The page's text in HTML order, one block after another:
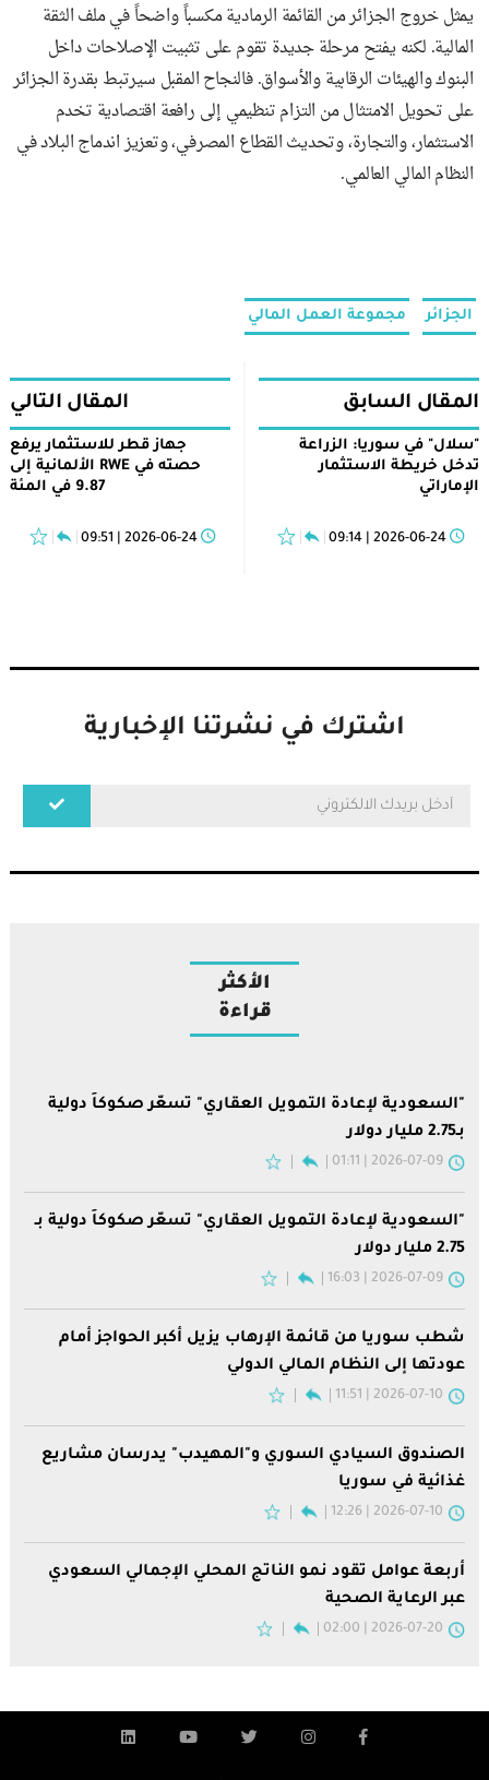
يمثل خروج الجزائر من القائمة الرمادية مكسباً واضحاً في ملف الثقة
المالية. لكنه يفتح مرحلة جديدة تقوم على تثبيت الإصلاحات داخل
البنوك والهيئات الرقابية والأسواق. فالنجاح المقبل سيرتبط بقدرة الجزائر
على تحويل الامتثال من التزام تنظيمي إلى رافعة اقتصادية تخدم
الاستثمار، والتجارة، وتحديث القطاع المصرفي، وتعزيز اندماج البلاد في
النظام المالي العالمي.
الجزائر مجموعة العمل المالي
المقال السابق
"سلال" في سوريا: الزراعة
تدخل خريطة الاستثمار
الإماراتي
2026-06-24 | 09:14
المقال التالي
جهاز قطر للاستثمار يرفع
حصته في RWE الألمانية إلى
9.87 في المئة
2026-06-24 | 09:51
اشترك في نشرتنا الإخبارية
الأكثر
قراءة
"السعودية لإعادة التمويل العقاري" تسعّر صكوكاً دولية
بـ2.75 مليار دولار
2026-07-09 | 01:11
"السعودية لإعادة التمويل العقاري" تسعّر صكوكاً دولية بـ
2.75 مليار دولار
2026-07-09 | 16:03
شطب سوريا من قائمة الإرهاب يزيل أكبر الحواجز أمام
عودتها إلى النظام المالي الدولي
2026-07-10 | 11:51
الصندوق السيادي السوري و"المهيدب" يدرسان مشاريع
غذائية في سوريا
2026-07-10 | 12:26
أربعة عوامل تقود نمو الناتج المحلي الإجمالي السعودي
عبر الرعاية الصحية
2026-07-20 | 02:00